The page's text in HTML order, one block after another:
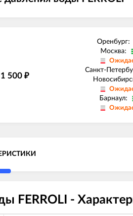
1 500 ₽
Оренбург:
Москва:
Санкт-
Барнаул:
FERROLI -